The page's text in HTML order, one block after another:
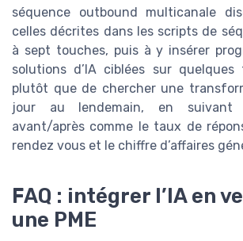
séquence outbound multicanale
celles décrites dans les scripts de
à sept touches, puis à y insérer
solutions d’IA ciblées sur
plutôt que de chercher une
jour au lendemain, en suivant
avant/après comme le taux de
rendez vous et le chiffre d’affaires
FAQ : intégrer l’IA en
une PME